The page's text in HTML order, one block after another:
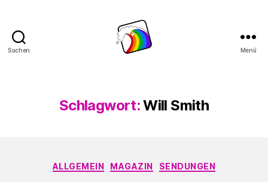
Suchen Menü
Schlagwort:Will Smith
Kategorien
ALLGEMEIN MAGAZIN SENDUNGEN